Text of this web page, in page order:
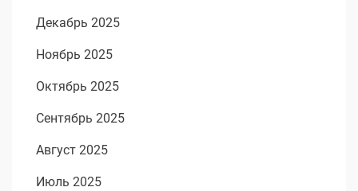
Декабрь 2025
Ноябрь 2025
Октябрь 2025
Сентябрь 2025
Август 2025
Июль 2025